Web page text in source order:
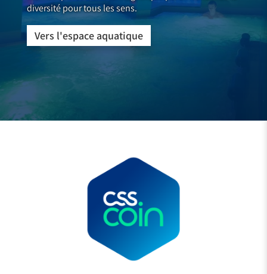
diversité pour tous les sens.
Vers l'espace aquatique